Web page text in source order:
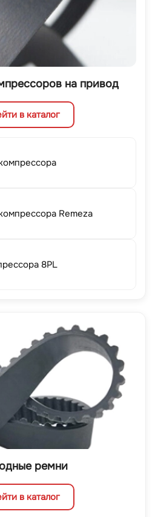
на привод
в каталог
Remeza
8PL
ремни
в каталог